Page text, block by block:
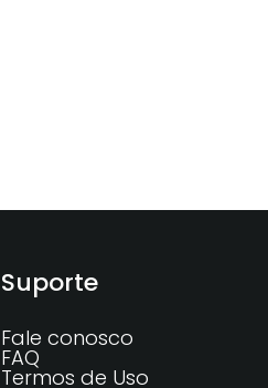
Suporte
Fale conosco
FAQ
Termos de Uso